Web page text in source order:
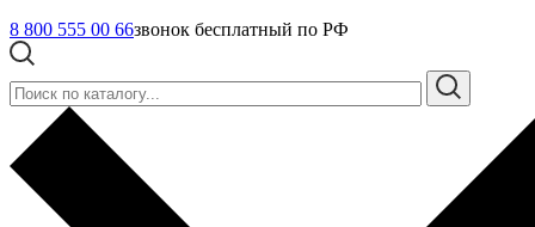
8 800 555 00 66звонок бесплатный по РФ